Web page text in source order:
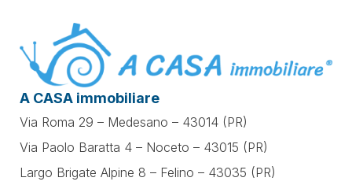
A CASA immobiliare
Via Roma 29 – Medesano – 43014 (PR)
Via Paolo Baratta 4 – Noceto – 43015 (PR)
Largo Brigate Alpine 8 – Felino – 43035 (PR)